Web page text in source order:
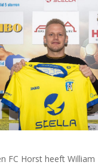
FC Horst heeft William